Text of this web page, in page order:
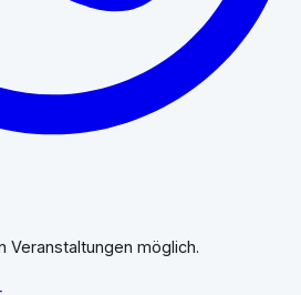
Veranstaltungen möglich.